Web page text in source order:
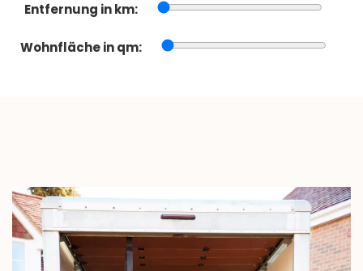
Entfernung in km:
Wohnfläche in qm: